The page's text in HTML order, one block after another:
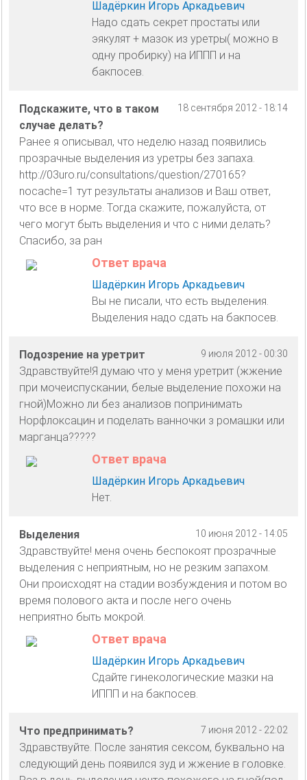
Шадёркин Игорь Аркадьевич
Надо сдать секрет простаты или
эякулят + мазок из уретры( можно в
одну пробирку) на ИППП и на
бакпосев.
18 сентября 2012 - 18:14
Подскажите, что в таком
случае делать?
Ранее я описывал, что неделю назад появились
прозрачные выделения из уретры без запаха.
http://03uro.ru/consultations/question/270165?
nocache=1 тут результаты анализов и Ваш ответ,
что все в норме. Тогда скажите, пожалуйста, от
чего могут быть выделения и что с ними делать?
Спасибо, за ран
Ответ врача
Шадёркин Игорь Аркадьевич
Вы не писали, что есть выделения.
Выделения надо сдать на бакпосев.
9 июля 2012 - 00:30
Подозрение на уретрит
Здравствуйте!Я думаю что у меня уретрит (жжение
при мочеиспускании, белые выделение похожи на
гной)Можно ли без анализов попринимать
Норфлоксацин и поделать ванночки з ромашки или
марганца?????
Ответ врача
Шадёркин Игорь Аркадьевич
Нет.
10 июня 2012 - 14:05
Выделения
Здравствуйте! меня очень беспокоят прозрачные
выделения с неприятным, но не резким запахом.
Они происходят на стадии возбуждения и потом во
время полового акта и после него очень
неприятно быть мокрой.
Ответ врача
Шадёркин Игорь Аркадьевич
Сдайте гинекологические мазки на
ИППП и на бакпосев.
7 июня 2012 - 22:02
Что предпринимать?
Здравствуйте. После занятия сексом, буквально на
следующий день появился зуд и жжение в головке.